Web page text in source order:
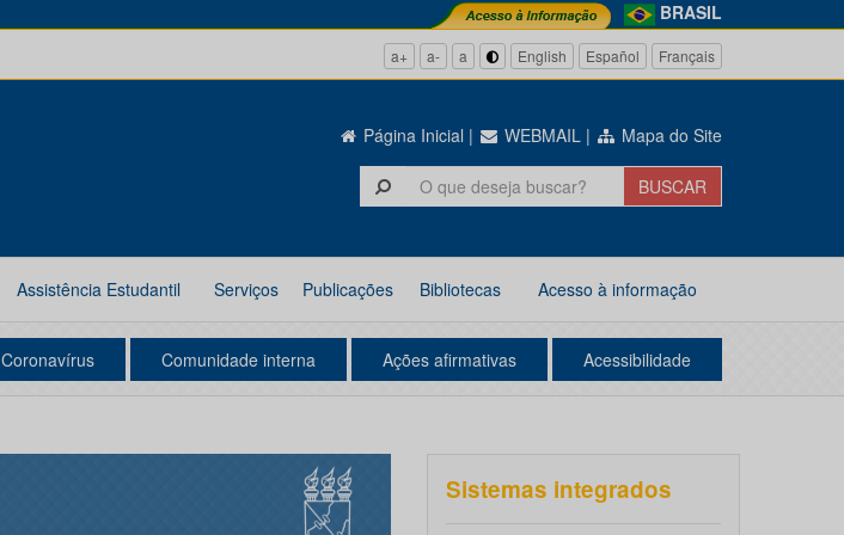
BRASIL
a+ a- a English Español Français
Página Inicial | WEBMAIL | Mapa do Site
Assistência Estudantil Serviços Publicações Bibliotecas Acesso à informação
Coronavírus Comunidade interna Ações afirmativas Acessibilidade
Sistemas integrados